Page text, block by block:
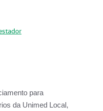
para
da Unimed Local,